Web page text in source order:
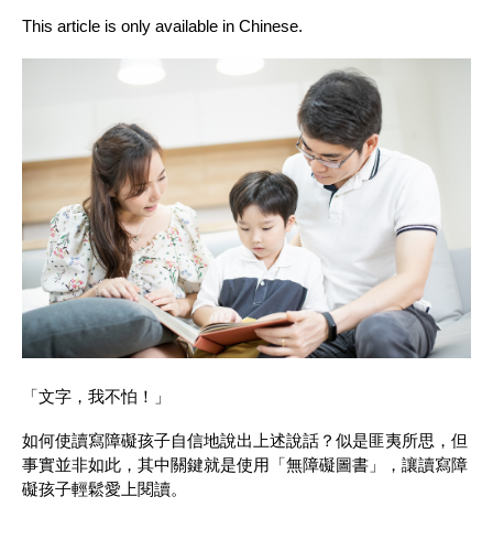
This article is only available in Chinese.
「文字，我不怕！」
如何使讀寫障礙孩子自信地說出上述說話？似是匪夷所思，但
事實並非如此，其中關鍵就是使用「無障礙圖書」，讓讀寫障
礙孩子輕鬆愛上閱讀。